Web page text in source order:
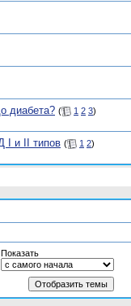
диабета? ( 1 2 3)
I и II типов ( 1 2)
Показать